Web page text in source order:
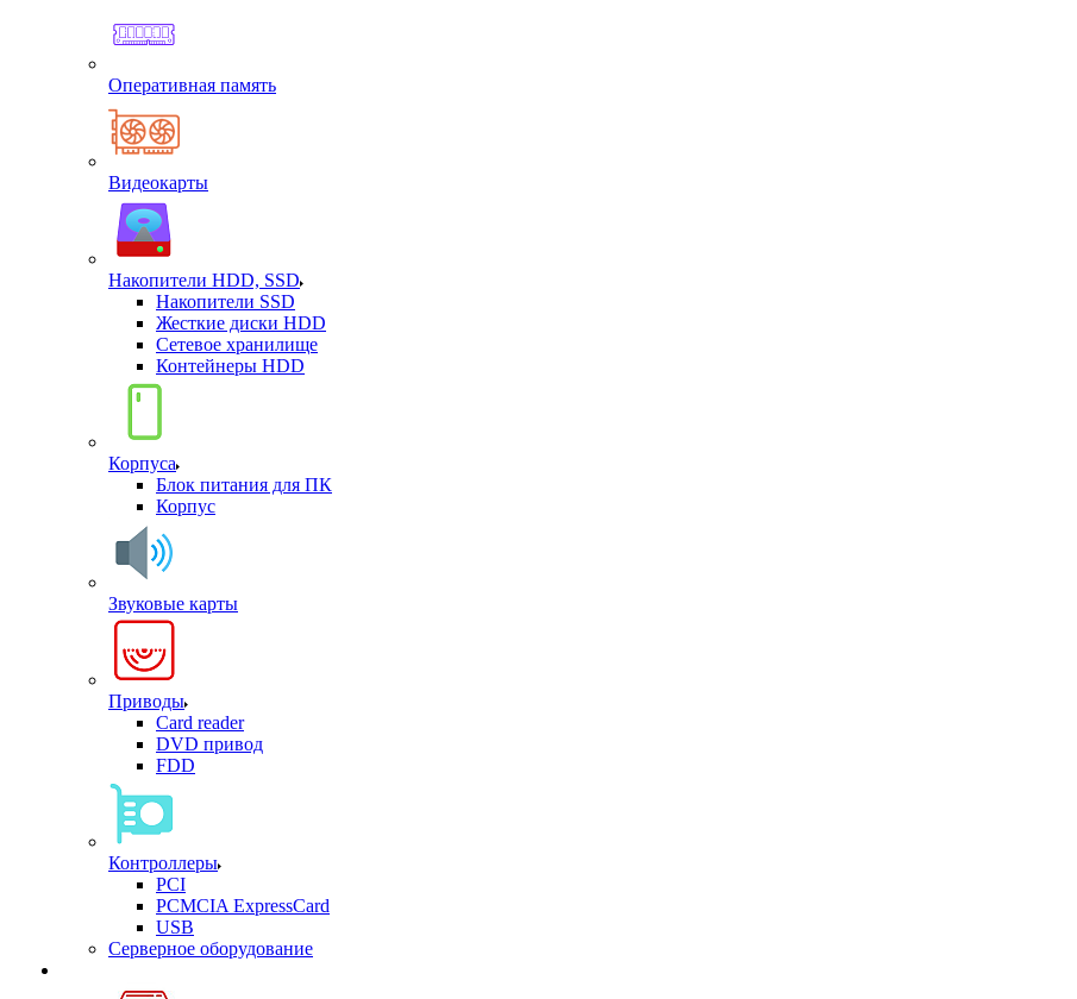
Оперативная память
Видеокарты
Накопители HDD, SSD
Накопители SSD
Жесткие диски HDD
Сетевое хранилище
Контейнеры HDD
Корпуса
Блок питания для ПК
Корпус
Звуковые карты
Приводы
Card reader
DVD привод
FDD
Контроллеры
PCI
PCMCIA ExpressCard
USB
Cерверное оборудование